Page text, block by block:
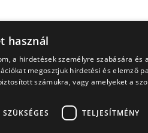
használ
a hirdetések személyre szabására
megosztjuk hirdetési és elemző
számukra, vagy amelyeket a
TELJESÍTMÉNY